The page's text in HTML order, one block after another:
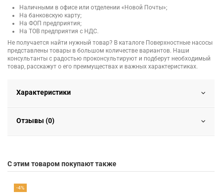
Наличными в офисе или отделении «Новой Почты»;
На банковскую карту;
На ФОП предприятия;
На ТОВ предприятия с НДС.
Не получается найти нужный товар? В каталоге Поверхностные насосы
представлены товары в большом количестве вариантов. Наши
консультанты с радостью проконсультируют и подберут необходимый
товар, расскажут о его преимуществах и важных характеристиках.
Характеристики
Отзывы (0)
С этим товаром покупают также
-4%